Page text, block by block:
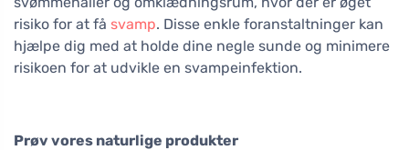
risiko for at få svamp. Disse enkle foranstaltninger kan
hjælpe dig med at holde dine negle sunde og minimere
risikoen for at udvikle en svampeinfektion.
Prøv vores naturlige produkter